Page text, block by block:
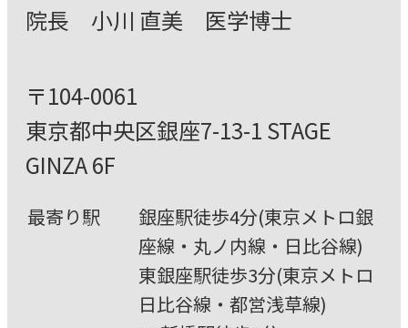
院⻑ ⼩川 直美 医学博⼠
〒104-0061
東京都中央区銀座7-13-1 STAGE
GINZA 6F
最寄り駅
銀座駅徒歩4分(東京メトロ銀
座線・丸ノ内線・⽇⽐⾕線)
東銀座駅徒歩3分(東京メトロ
⽇⽐⾕線・都営浅草線)